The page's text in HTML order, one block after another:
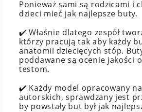
Ponieważ sami są rodzicami i
dzieci mieć jak najlepsze buty.
✔️ Właśnie dlatego zespół
którzy pracują tak aby każdy
anatomii dziecięcych stóp.
poddawane są ocenie jakości
testom.
✔️ Każdy model opracowany
autorskich, sprawdzany jest
by powstały but był jak